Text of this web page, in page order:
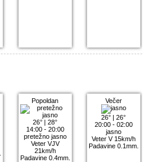
Popoldan
26° |28°
14:00 - 20:00
pretežno jasno
Veter VJV
21km/h
Padavine 0.4mm.
Večer
26° |26°
20:00 - 02:00
jasno
Veter V 15km/h
Padavine 0.1mm.